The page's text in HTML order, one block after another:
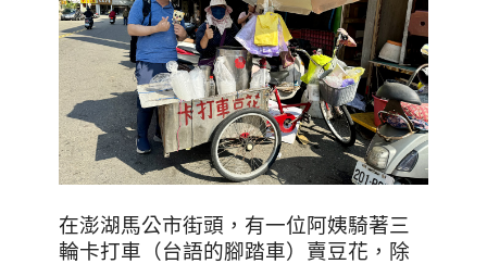
在澎湖馬公市街頭，有一位阿姨騎著三
輪卡打車（台語的腳踏車）賣豆花，除